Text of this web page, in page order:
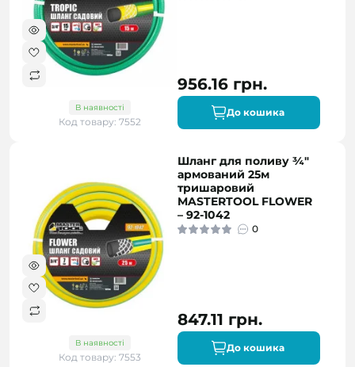
В наявності
Код товару: 7552
956.16 грн.
До кошика
В наявності
Код товару: 7553
Шланг для поливу ¾"
армований 25м
тришаровий
MASTERTOOL FLOWER
– 92-1042
0
847.11 грн.
До кошика